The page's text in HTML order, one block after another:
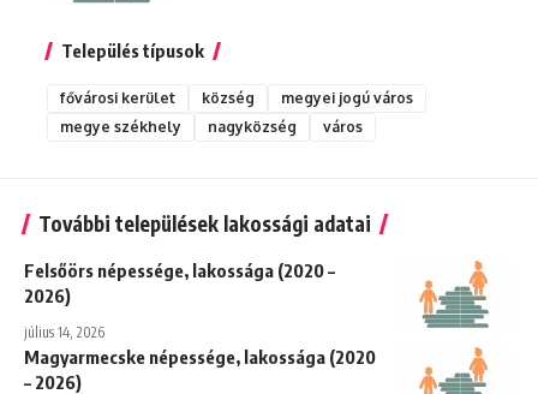
Település típusok
fővárosi kerület község
megyei jogú város
megye székhely
nagyközség város
További települések lakossági adatai
Felsőörs népessége, lakossága (2020 –
2026)
július 14, 2026
Magyarmecske népessége, lakossága (2020
– 2026)